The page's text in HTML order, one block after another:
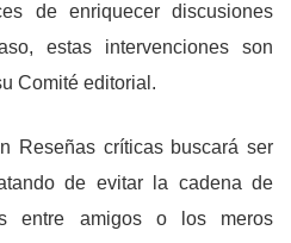
de enriquecer discusiones
estas intervenciones son
Comité editorial.
Reseñas críticas buscará ser
de evitar la cadena de
entre amigos o los meros